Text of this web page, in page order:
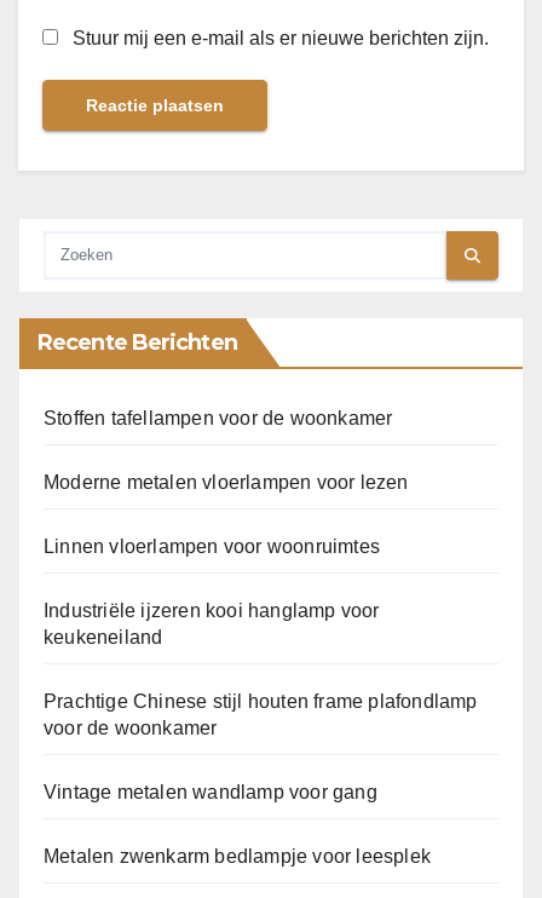
Stuur mij een e-mail als er nieuwe berichten zijn.
Recente Berichten
Stoffen tafellampen voor de woonkamer
Moderne metalen vloerlampen voor lezen
Linnen vloerlampen voor woonruimtes
Industriële ijzeren kooi hanglamp voor
keukeneiland
Prachtige Chinese stijl houten frame plafondlamp
voor de woonkamer
Vintage metalen wandlamp voor gang
Metalen zwenkarm bedlampje voor leesplek